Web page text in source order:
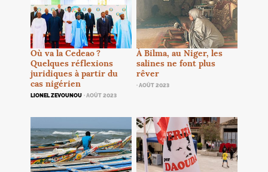
Où va la Cedeao?
Quelques réflexions
juridiques à partir du
cas nigérien
LIONEL ZEVOUNOU · AOÛT 2023
À Bilma, au Niger, les
salines ne font plus
rêver
· AOÛT 2023